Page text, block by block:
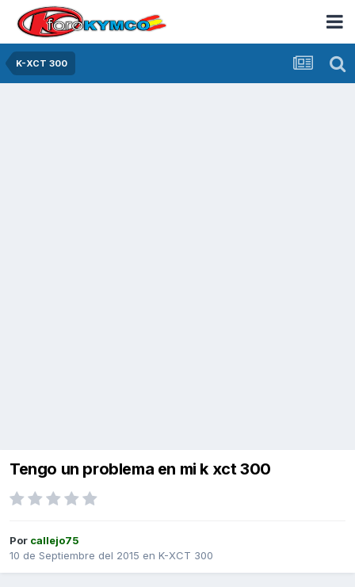
K-XCT 300
Tengo un problema en mi k xct 300
Por callejo75
10 de Septiembre del 2015 en K-XCT 300